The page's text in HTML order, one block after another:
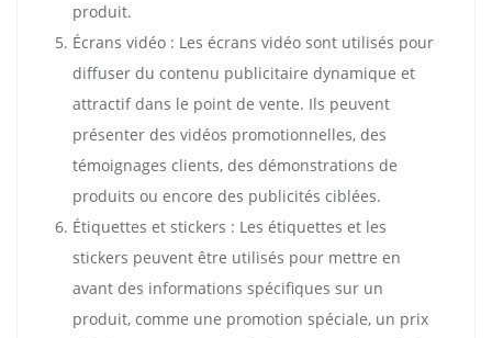
produit.
Écrans vidéo : Les écrans vidéo sont utilisés pour
diffuser du contenu publicitaire dynamique et
attractif dans le point de vente. Ils peuvent
présenter des vidéos promotionnelles, des
témoignages clients, des démonstrations de
produits ou encore des publicités ciblées.
Étiquettes et stickers : Les étiquettes et les
stickers peuvent être utilisés pour mettre en
avant des informations spécifiques sur un
produit, comme une promotion spéciale, un prix